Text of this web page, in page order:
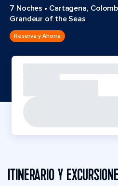
7 Noches • Cartagena,
Grandeur of the Seas
Reserva y Ahorra
ITINERARIO Y